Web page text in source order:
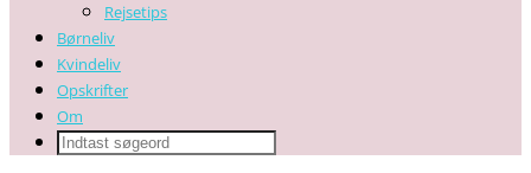
Rejsetips
Børneliv
Kvindeliv
Opskrifter
Om